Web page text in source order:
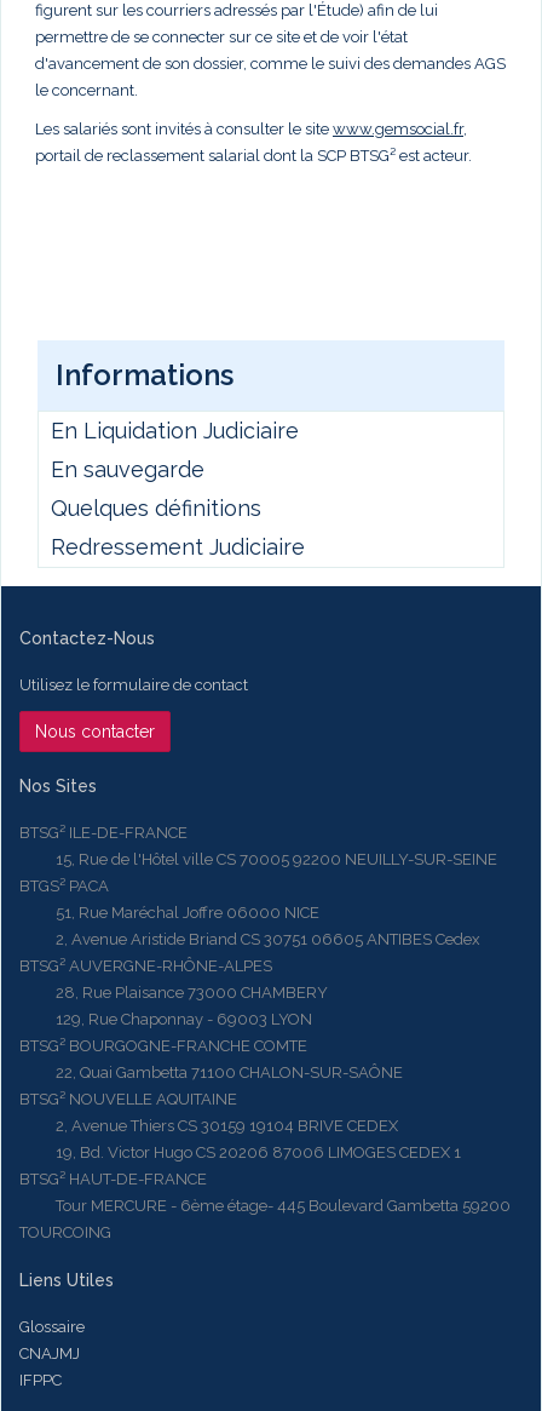
figurent sur les courriers adressés par l'Étude) afin de lui
permettre de se connecter sur ce site et de voir l'état
d'avancement de son dossier, comme le suivi des demandes AGS
le concernant.
Les salariés sont invités à consulter le site www.gemsocial.fr,
portail de reclassement salarial dont la SCP BTSG² est acteur.
Informations
En Liquidation Judiciaire
En sauvegarde
Quelques définitions
Redressement Judiciaire
Contactez-Nous
Utilisez le formulaire de contact
Nous contacter
Nos Sites
BTSG² ILE-DE-FRANCE
15, Rue de l'Hôtel ville CS 70005 92200 NEUILLY-SUR-SEINE
BTGS² PACA
51, Rue Maréchal Joffre 06000 NICE
2, Avenue Aristide Briand CS 30751 06605 ANTIBES Cedex
BTSG² AUVERGNE-RHÔNE-ALPES
28, Rue Plaisance 73000 CHAMBERY
129, Rue Chaponnay - 69003 LYON
BTSG² BOURGOGNE-FRANCHE COMTE
22, Quai Gambetta 71100 CHALON-SUR-SAÔNE
BTSG² NOUVELLE AQUITAINE
2, Avenue Thiers CS 30159 19104 BRIVE CEDEX
19, Bd. Victor Hugo CS 20206 87006 LIMOGES CEDEX 1
BTSG² HAUT-DE-FRANCE
Tour MERCURE - 6ème étage- 445 Boulevard Gambetta 59200
TOURCOING
Liens Utiles
Glossaire
CNAJMJ
IFPPC